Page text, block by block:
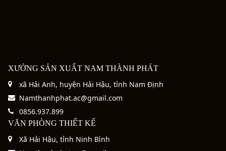
XƯỞNG SẢN XUẤT NAM THÀNH PHÁT
xã Hải Anh, huyện Hải Hậu, tỉnh Nam Định
Namthanhphat.ac@gmail.com
0856.937.899
VĂN PHÒNG THIẾT KẾ
Xã Hải Hậu, tỉnh Ninh Bình